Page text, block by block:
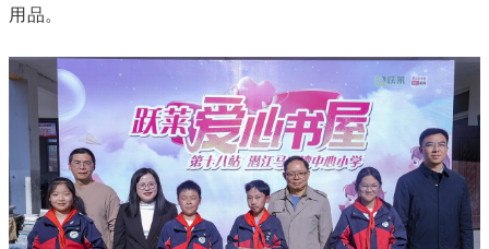
用品。